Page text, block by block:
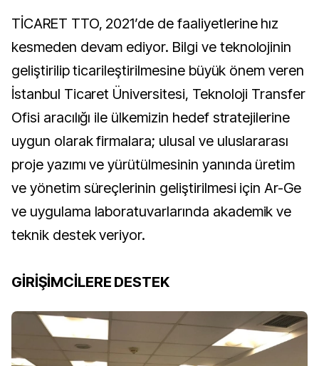
TİCARET TTO, 2021’de de faaliyetlerine hız
kesmeden devam ediyor. Bilgi ve teknolojinin
geliştirilip ticarileştirilmesine büyük önem veren
İstanbul Ticaret Üniversitesi, Teknoloji Transfer
Ofisi aracılığı ile ülkemizin hedef stratejilerine
uygun olarak firmalara; ulusal ve uluslararası
proje yazımı ve yürütülmesinin yanında üretim
ve yönetim süreçlerinin geliştirilmesi içinAr-Ge
ve uygulama laboratuvarlarında akademik ve
teknik destek veriyor.
GİRİŞİMCİLERE DESTEK